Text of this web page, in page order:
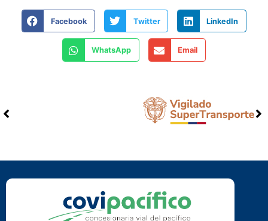
Facebook Twitter LinkedIn
WhatsApp Email